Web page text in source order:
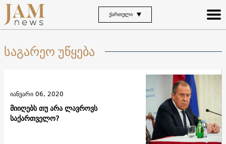
ᲥᲐᲠᲗᲣᲚᲘ
საგარეო უწყება
მიიღებს თუ არა ლავროვს
საქართველო?
იანვარი 06, 2020